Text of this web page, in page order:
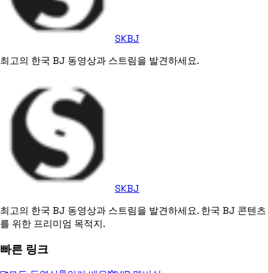
SKBJ
최고의 한국 BJ 동영상과 스트림을 발견하세요.
SKBJ
최고의 한국 BJ 동영상과 스트림을 발견하세요. 한국 BJ 콘텐츠
를 위한 프리미엄 목적지.
빠른 링크